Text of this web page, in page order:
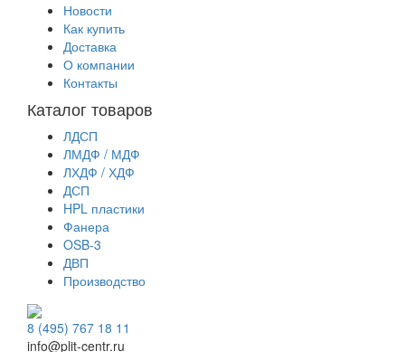
Новости
Как купить
Доставка
О компании
Контакты
Каталог товаров
ЛДСП
ЛМДФ / МДФ
ЛХДФ / ХДФ
ДСП
HPL пластики
Фанера
OSB-3
ДВП
Производство
8 (495) 767 18 11
info@plit-centr.ru